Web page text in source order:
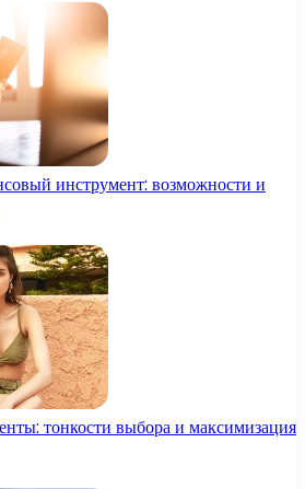
инструмент: возможности и
тонкости выбора и максимизация